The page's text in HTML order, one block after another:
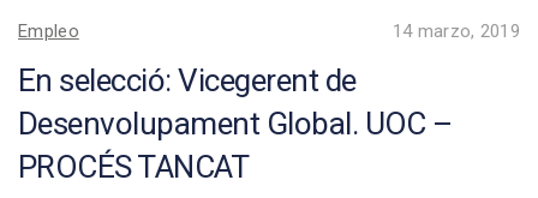
Empleo 14 marzo, 2019
En selecció: Vicegerent de
Desenvolupament Global. UOC –
PROCÉS TANCAT